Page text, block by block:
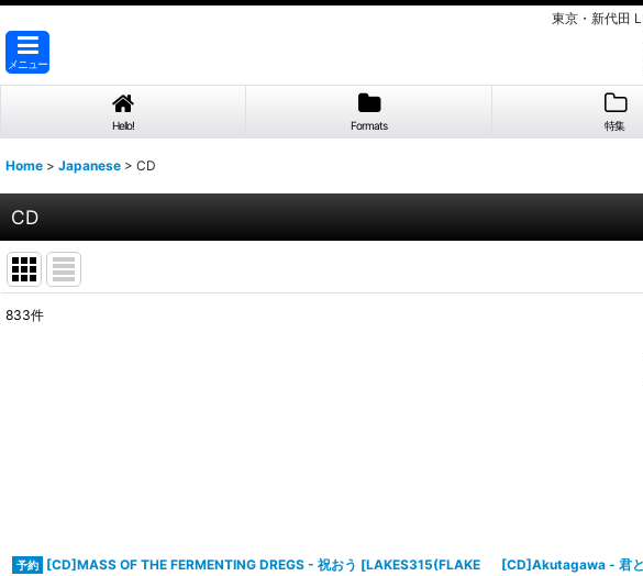
東京・新代田
メニュー
Hello! Formats 特集
Home > Japanese > CD
CD
833件
[CD]MASS OF THE FERMENTING DREGS - 祝おう [LAKES315(FLAKE
[CD]Akutagawa - 君